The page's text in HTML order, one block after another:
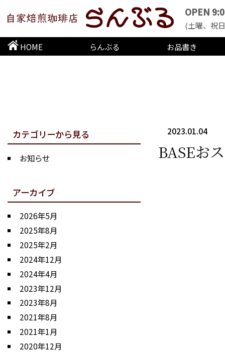
OPEN
(土曜、祝
HOME らんぶる お品書き
カテゴリーから見る
お知らせ
アーカイブ
2026年5月
2025年8月
2025年2月
2024年12月
2024年4月
2023年12月
2023年8月
2021年8月
2021年1月
2020年12月
2023.01.04
BASEお